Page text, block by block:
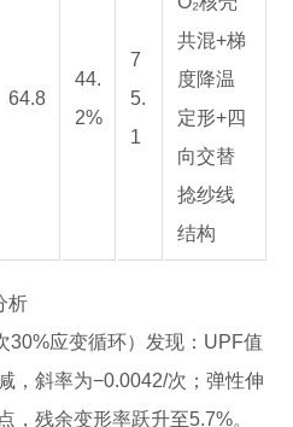
64.8
44.
2%
7
5.
1
共混+梯
度降温
定形+四
向交替
捻纱线
结构
析
30%应变循环）发现：UPF值
，斜率为−0.0042/次；弹性伸
，残余变形率跃升至5.7%。